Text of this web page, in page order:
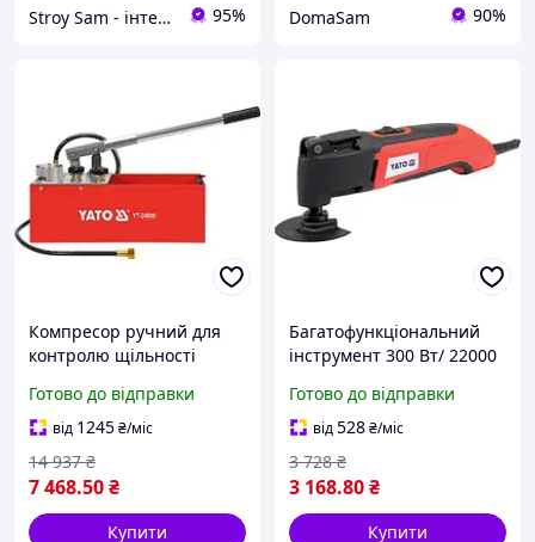
Stroy Sam - інтернет магазин інструментів 95% DomaSam 90%
Компресор ручний для
контролю щільності
л YATO
Готово до відправки
від 1245₴/міс
7 468.50₴
14 937 ₴
Купити
Багатофункціональний
інструмент 300 Вт/ 22000
YATO YT-82220 (Польща)
Готово до відправки
від528₴/міс
3 168.80₴
3 728 ₴
Купити